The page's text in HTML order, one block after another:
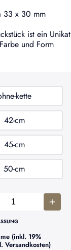
33 x 30 mm
ist ein Unikat
und Form
kette
42-cm
45-cm
50-cm
(inkl. 19%
Versandkosten)